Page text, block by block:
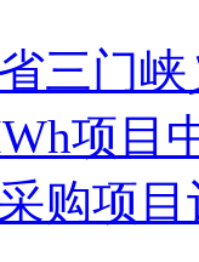
三门
项目
购项